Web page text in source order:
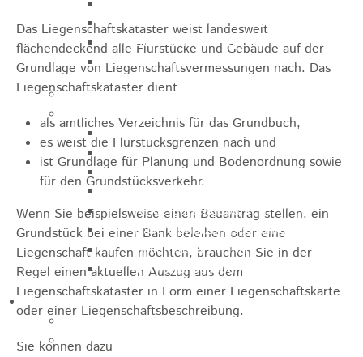
Stadthalle großer Saal
Stadthalle kleiner Saal
Tennishalle
Qualifizierter Mietspiegel
Steuern & Gebühren
Wasserverbrauchsgebühr
Hundesteuer
Vergnügungssteuer
Hebesätze
Kindergartengebühren
Hallenbenutzungsgebühren
Hallenbad & Freibad
Verwaltungsgebühren
Politik
Bürgermeister
Gremien
Das Liegenschaftskataster weist landesweit
flächendeckend alle Flurstücke und Gebäude auf der
Grundlage von Liegenschaftsvermessungen nach. Das
Liegenschaftskataster dient
als amtliches Verzeichnis für das Grundbuch,
es weist die Flurstücksgrenzen nach und
ist Grundlage für Planung und Bodenordnung sowie
für den Grundstücksverkehr.
Wenn Sie beispielsweise einen Bauantrag stellen, ein
Grundstück bei einer Bank beleihen oder eine
Liegenschaft kaufen möchten, brauchen Sie in der
Regel einen aktuellen Auszug aus dem
Liegenschaftskataster in Form einer Liegenschaftskarte
oder einer Liegenschaftsbeschreibung.
Sie können dazu